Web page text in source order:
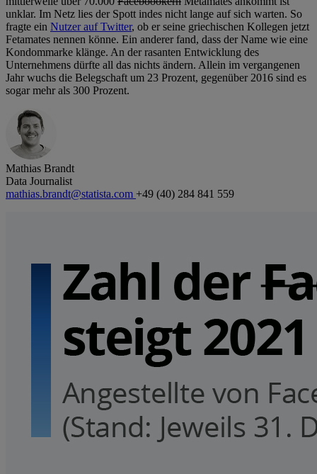
unklar. Im Netz lies der Spott indes nicht lange auf sich warten. So
fragte ein Nutzer auf Twitter, ob er seine griechischen Kollegen jetzt
Fetamates nennen könne. Ein anderer fand, dass der Name wie eine
Kondommarke klänge. An der rasanten Entwicklung des
Unternehmens dürfte all das nichts ändern. Allein im vergangenen
Jahr wuchs die Belegschaft um 23 Prozent, gegenüber 2016 sind es
sogar mehr als 300 Prozent.
Mathias Brandt
Data Journalist
mathias.brandt@statista.com +49 (40) 284 841 559